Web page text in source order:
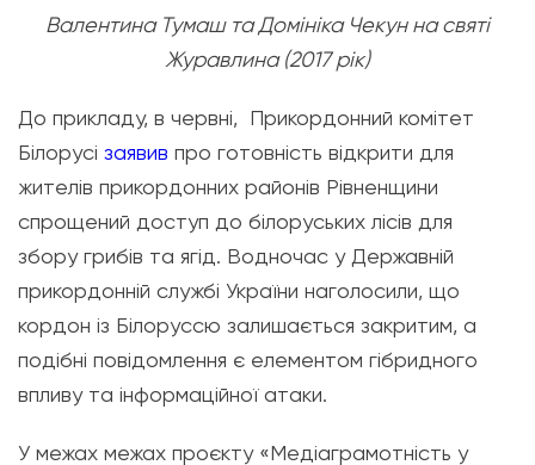
Валентина Тумаш та Домініка Чекун на святі
Журавлина (2017 рік)
До прикладу, в червні, Прикордонний комітет
Білорусі заявив про готовність відкрити для
жителів прикордонних районів Рівненщини
спрощений доступ до білоруських лісів для
збору грибів та ягід. Водночас у Державній
прикордонній службі України наголосили, що
кордон із Білоруссю залишається закритим, а
подібні повідомлення є елементом гібридного
впливу та інформаційної атаки.
У межах межах проєкту «Медіаграмотність у